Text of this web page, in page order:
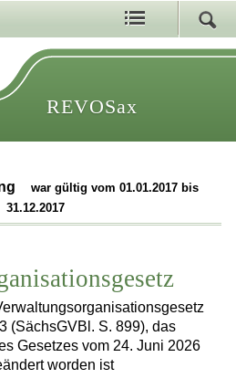
REVOSax
war gültig vom 01.01.2017 bis
31.12.2017
(SächsGVBl. S. 899), das
Gesetzes vom 24. Juni 2026
worden ist